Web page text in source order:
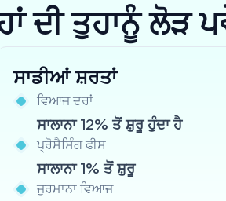
ਦੀ ਤੁਹਾਨੂੰ ਲੋੜ
ਸਾਡੀਆਂ ਸ਼ਰਤਾਂ
ਵਿਆਜ ਦਰਾਂ
ਸਾਲਾਨਾ 12% ਤੋਂ ਸ਼ੁਰੂ ਹੁੰਦਾ ਹੈ
ਪ੍ਰੋਸੈਸਿੰਗ ਫੀਸ
ਸਾਲਾਨਾ 1% ਤੋਂ ਸ਼ੁਰੂ
ਜੁਰਮਾਨਾ ਵਿਆਜ